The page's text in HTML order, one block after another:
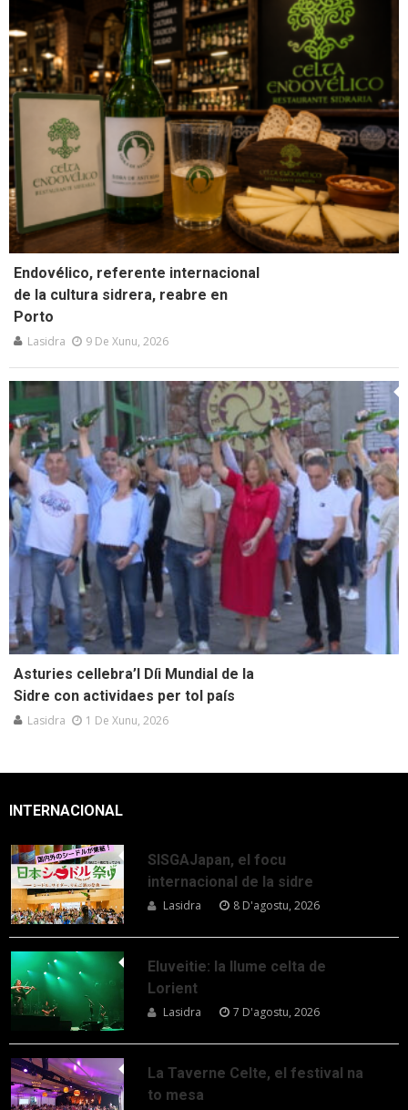
Endovélico, referente internacional
de la cultura sidrera, reabre en
Porto
Lasidra 9 De Xunu, 2026
Asturies cellebra’l Díi Mundial de la
Sidre con actividaes per tol país
Lasidra 1 De Xunu, 2026
INTERNACIONAL
SISGAJapan, el focu
internacional de la sidre
Lasidra 8 D'agostu, 2026
Eluveitie: la llume celta de
Lorient
Lasidra 7 D'agostu, 2026
La Taverne Celte, el festival na
to mesa